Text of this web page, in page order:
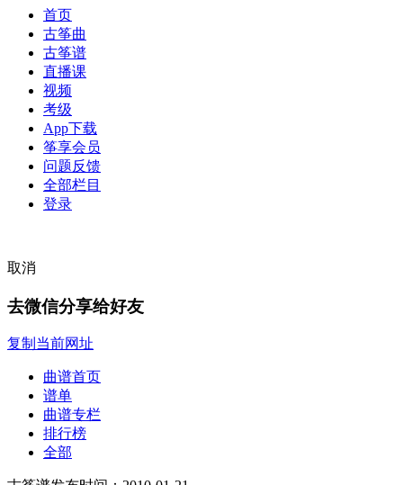
首页
古筝曲
古筝谱
直播课
视频
考级
App下载
筝享会员
问题反馈
全部栏目
登录
取消
去微信分享给好友
复制当前网址
曲谱首页
谱单
曲谱专栏
排行榜
全部